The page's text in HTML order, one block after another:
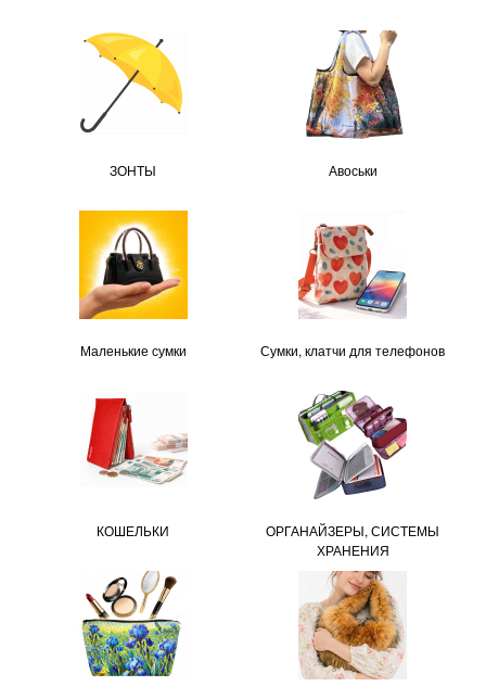
ЗОНТЫ Авоськи
Маленькие сумки Сумки, клатчи для телефонов
КОШЕЛЬКИ
ОРГАНАЙЗЕРЫ, СИСТЕМЫ
ХРАНЕНИЯ